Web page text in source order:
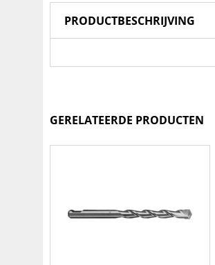
PRODUCTBESCHRIJVING
GERELATEERDE PRODUCTEN